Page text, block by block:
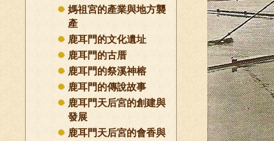
媽祖宮的產業與地方襲
產
鹿耳門的文化遺址
鹿耳門的古厝
鹿耳門的祭溪神榕
鹿耳門的傳說故事
鹿耳門天后宮的創建與
發展
鹿耳門天后宮的會香與